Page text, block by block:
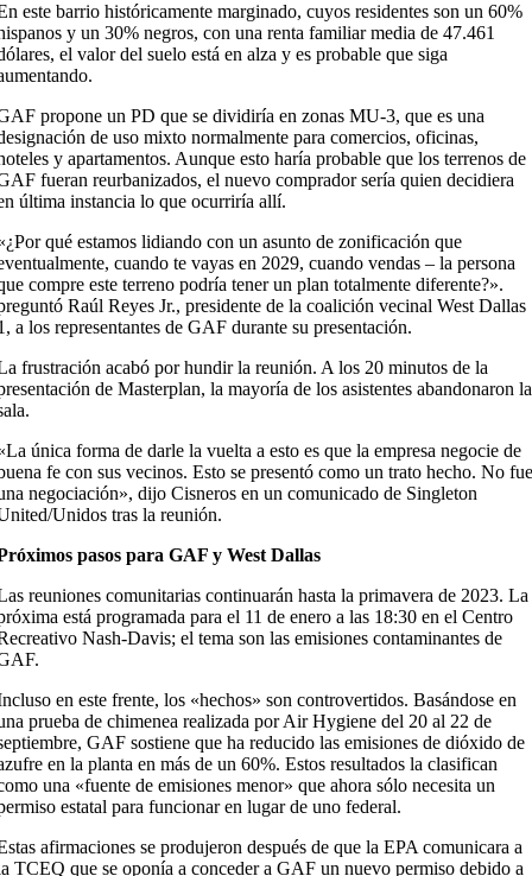
este barrio históricamente marginado, cuyos residentes son un 60%
y un 30% negros, con una renta familiar media de 47.461
el valor del suelo está en alza y es probable que siga
propone un PD que se dividiría en zonas MU-3, que es una
de uso mixto normalmente para comercios, oficinas,
y apartamentos. Aunque esto haría probable que los terrenos de
fueran reurbanizados, el nuevo comprador sería quien decidiera
última instancia lo que ocurriría allí.
qué estamos lidiando con un asunto de zonificación que
cuando te vayas en 2029, cuando vendas – la persona
compre este terreno podría tener un plan totalmente diferente?».
Raúl Reyes Jr., presidente de la coalición vecinal West Dallas
a los representantes de GAF durante su presentación.
frustración acabó por hundir la reunión. A los 20 minutos de la
de Masterplan, la mayoría de los asistentes abandonaron la
única forma de darle la vuelta a esto es que la empresa negocie de
fe con sus vecinos. Esto se presentó como un trato hecho. No
negociación», dijo Cisneros en un comunicado de Singleton
Unidos tras la reunión.
pasos para GAF y West Dallas
reuniones comunitarias continuarán hasta la primavera de 2023. La
está programada para el 11 de enero a las 18:30 en el Centro
Nash-Davis; el tema son las emisiones contaminantes de
en este frente, los «hechos» son controvertidos. Basándose en
prueba de chimenea realizada por Air Hygiene del 20 al 22 de
GAF sostiene que ha reducido las emisiones de dióxido de
en la planta en más de un 60%. Estos resultados la clasifican
una «fuente de emisiones menor» que ahora sólo necesita un
estatal para funcionar en lugar de uno federal.
afirmaciones se produjeron después de que la EPA comunicara a
TCEQ que se oponía a conceder a GAF un nuevo permiso debido a